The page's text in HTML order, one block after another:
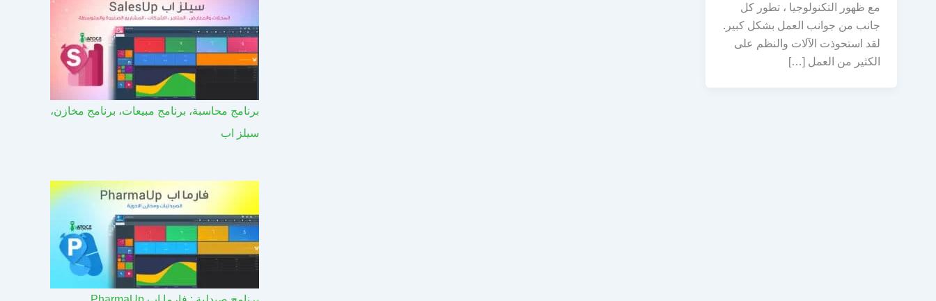
مع ظهور التكنولوجيا ، تطور كل
جانب من جوانب العمل بشكل كبير.
لقد استحوذت الآلات والنظم على
الكثير من العمل […]
برنامج محاسبة، برنامج مبيعات، برنامج مخازن،
سيلز اب